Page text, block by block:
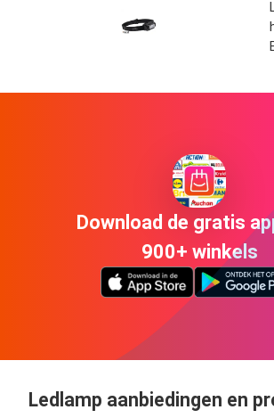
Download de gratis
900+ winkels
Ledlamp aanbiedingen en